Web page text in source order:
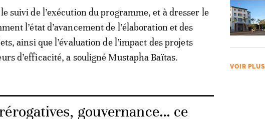
suivi de l’exécution du programme, et à dresser le
l’état d’avancement de l’élaboration et des
ainsi que l’évaluation de l’impact des projets
d’efficacité, a souligné Mustapha Baïtas.
gouvernance… ce
VOIR PLUS